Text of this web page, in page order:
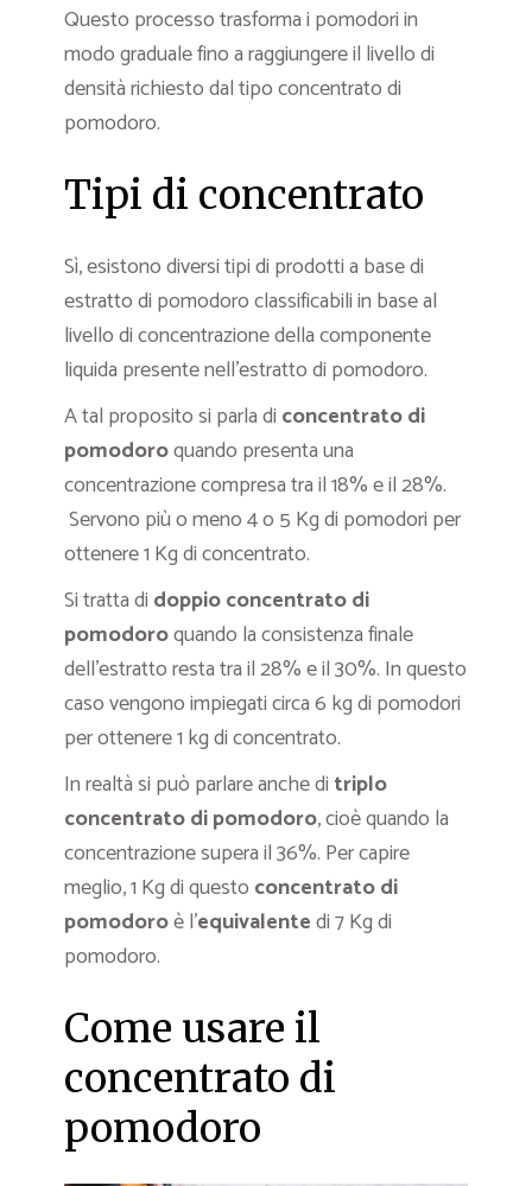
Questo processo trasforma i pomodori in
modo graduale fino a raggiungere il livello di
densità richiesto dal tipo concentrato di
pomodoro.
Tipi di concentrato
Sì, esistono diversi tipi di prodotti a base di
estratto di pomodoro classificabili in base al
livello di concentrazione della componente
liquida presente nell’estratto di pomodoro.
A tal proposito si parla di concentrato di
pomodoroquando presenta una
concentrazione compresa tra il 18% e il 28%.
Servono più o meno 4 o 5 Kg di pomodori per
ottenere 1 Kg di concentrato.
Si tratta di doppio concentrato di
pomodoroquando la consistenza finale
dell’estratto resta tra il 28% e il 30%. In questo
caso vengono impiegati circa 6 kg di pomodori
per ottenere 1 kg di concentrato.
In realtà si può parlare anche di triplo
concentrato di pomodoro, cioè quando la
concentrazione supera il 36%. Per capire
meglio, 1 Kg di questo concentrato di
pomodoroè l’equivalentedi 7 Kg di
pomodoro.
Come usare il
concentrato di
pomodoro